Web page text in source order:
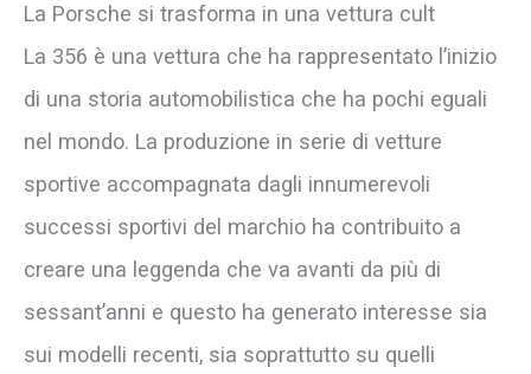
La Porsche si trasforma in una vettura cult
La 356 è una vettura che ha rappresentato l’inizio
di una storia automobilistica che ha pochi eguali
nel mondo. La produzione in serie di vetture
sportive accompagnata dagli innumerevoli
successi sportivi del marchio ha contribuito a
creare una leggenda che va avanti da più di
sessant’anni e questo ha generato interesse sia
sui modelli recenti, sia soprattutto su quelli